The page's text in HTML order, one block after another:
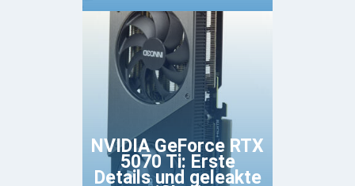
NVIDIA GeForce RTX
5070 Ti: Erste
Details und geleakte